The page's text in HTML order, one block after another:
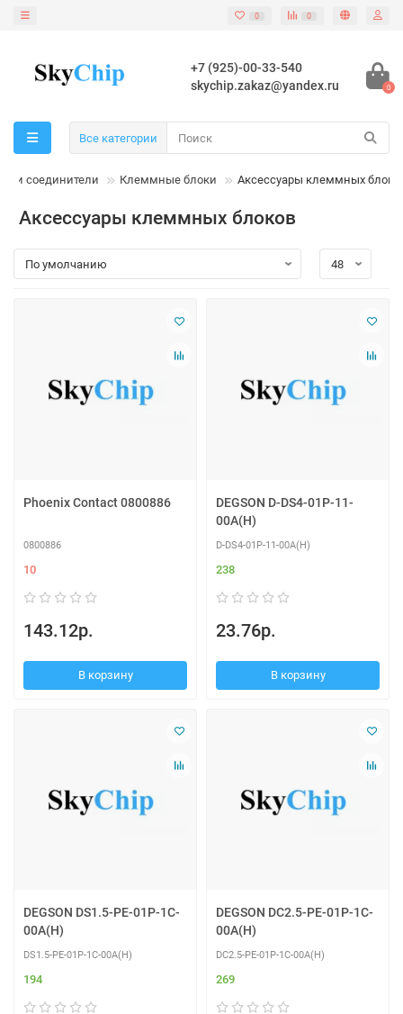
0 0
+7 (925)-00-33-540
skychip.zakaz@yandex.ru
0
Все категории
и соединители Клеммные блоки Аксессуары клеммных
Аксессуары клеммных блоков
Phoenix Contact 0800886
0800886
10
143.12р.
В корзину
DEGSON D-DS4-01P-11-
00A(H)
D-DS4-01P-11-00A(H)
238
23.76р.
В корзину
DEGSON DS1.5-PE-01P-1C-
00A(H)
DS1.5-PE-01P-1C-00A(H)
194
DEGSON DC2.5-PE-01P-1C-
00A(H)
DC2.5-PE-01P-1C-00A(H)
269